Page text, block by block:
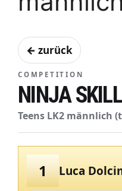
← zurück
COMPETITION
NINJA
Teens LK2 männlich
1 Luca